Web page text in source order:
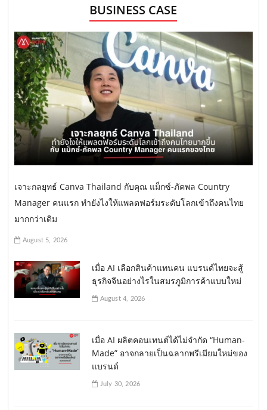
BUSINESS CASE
เจาะกลยุทธ์ Canva Thailand กับคุณ แม็กซ์-ภัคพล Country
Manager คนแรก ทำยังไงให้แพลตฟอร์มระดับโลกเข้าถึงคนไทย
มากกว่าเดิม
August 5, 2026
เมื่อ AI เลือกสินค้าแทนคน แบรนด์ไทยจะสู้
ธุรกิจจีนอย่างไรในสมรภูมิการค้าแบบใหม่
August 4, 2026
เมื่อ AI ผลิตคอนเทนต์ได้ไม่จำกัด “Human-
Made” อาจกลายเป็นฉลากพรีเมียมใหม่ของ
แบรนด์
July 30, 2026